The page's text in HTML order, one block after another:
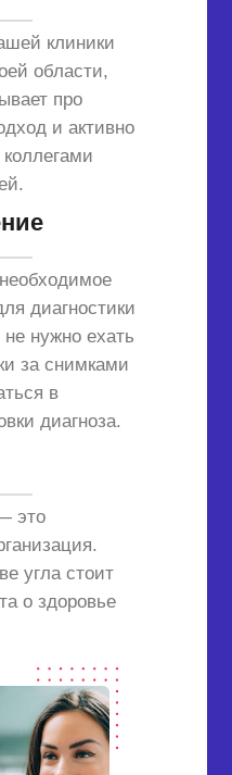
клиники
области,
про
и активно
диагностики
нужно ехать
за снимками
в
диагноза.
это
угла стоит
о здоровье